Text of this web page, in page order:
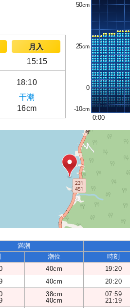
月入
15:15
18:10
干潮
16cm
50
25
0
-10
0:00
満潮
潮位 時刻
40cm 19:20
40cm 20:20
38cm
40cm
07:59
21:19